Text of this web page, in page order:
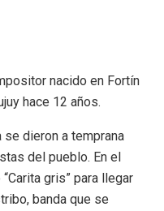
nacido en Fortín
hace 12 años.
dieron a temprana
del pueblo. En el
gris” para llegar
banda que se